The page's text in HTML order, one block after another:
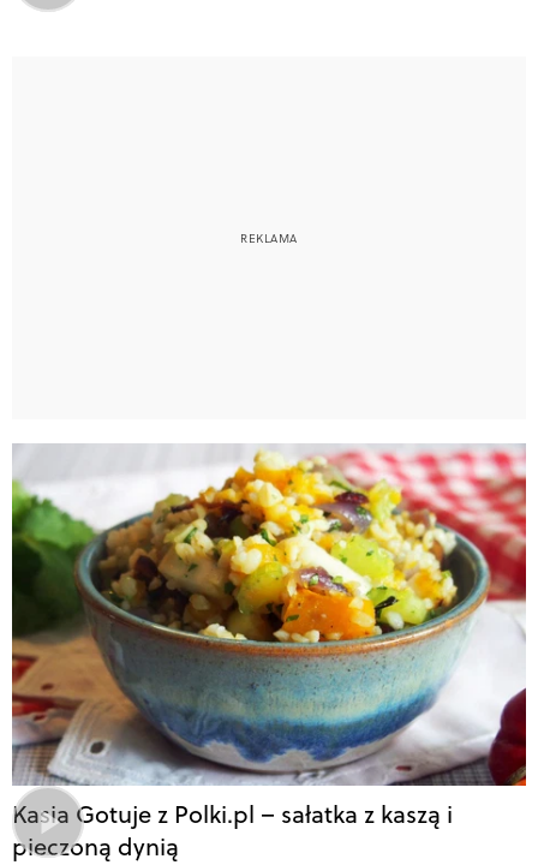
Kasia Gotuje z Polki.pl – sałatka z kaszą i
pieczoną dynią